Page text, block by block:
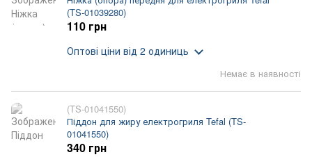
(TS-01039280)
Немає в наявності
110 грн
Оптові ціни від 2 одиниць
(TS-01041550)
Піддон для жиру електрогриля Tefal (TS-
01041550)
340 грн